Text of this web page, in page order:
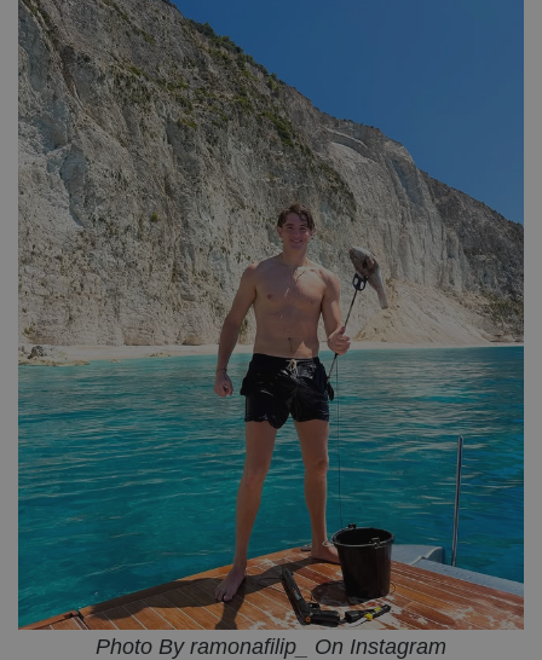
Photo By ramonafilip_ On Instagram